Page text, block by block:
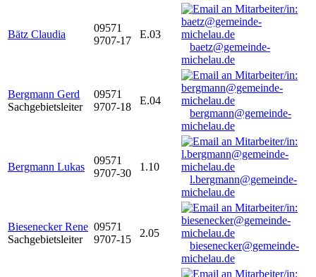
Bätz Claudia
09571
9707-17
E.03
baetz@gemeinde-
michelau.de
Bergmann Gerd
Sachgebietsleiter
09571
9707-18
E.04
bergmann@gemeinde-
michelau.de
Bergmann Lukas
09571
9707-30
1.10
l.bergmann@gemeinde-
michelau.de
Biesenecker Rene
Sachgebietsleiter
09571
9707-15
2.05
biesenecker@gemeinde-
michelau.de